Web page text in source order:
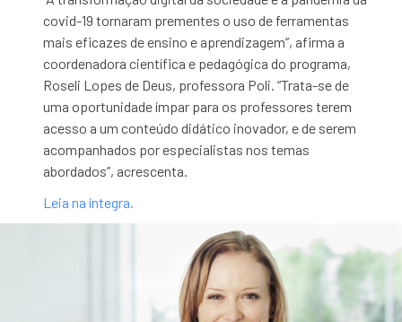
covid-19 tornaram prementes o uso de ferramentas
mais eficazes de ensino e aprendizagem”, afirma a
coordenadora científica e pedagógica do programa,
Roseli Lopes de Deus, professora Poli. “Trata-se de
uma oportunidade ímpar para os professores terem
acesso a um conteúdo didático inovador, e de serem
acompanhados por especialistas nos temas
abordados”, acrescenta.
Leia na íntegra.